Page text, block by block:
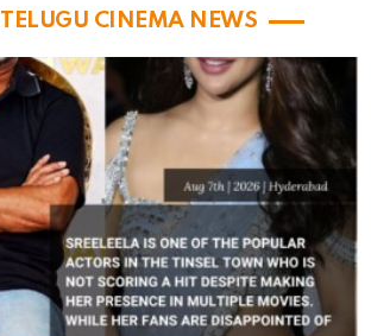
TELUGU CINEMA NEWS